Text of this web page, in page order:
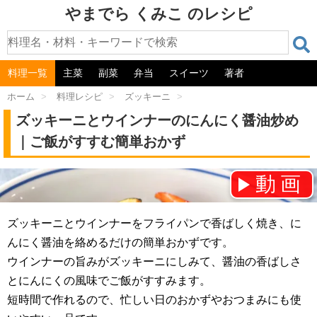
やまでら くみこ のレシピ
料理一覧 主菜 副菜 弁当 スイーツ 著者
ホーム > 料理レシピ > ズッキーニ >
ズッキーニとウインナーのにんにく醤油炒め
｜ご飯がすすむ簡単おかず
動画
ズッキーニとウインナーをフライパンで香ばしく焼き、に
んにく醤油を絡めるだけの簡単おかずです。
ウインナーの旨みがズッキーニにしみて、醤油の香ばしさ
とにんにくの風味でご飯がすすみます。
短時間で作れるので、忙しい日のおかずやおつまみにも使